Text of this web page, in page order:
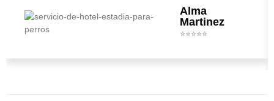
Alma
Martinez
⭐⭐⭐⭐⭐